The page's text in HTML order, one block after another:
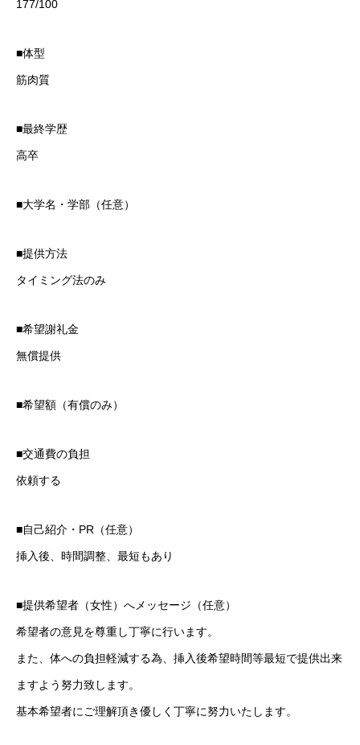
177/100
■体型
筋肉質
■最終学歴
高卒
■大学名・学部（任意）
■提供方法
タイミング法のみ
■希望謝礼金
無償提供
■希望額（有償のみ）
■交通費の負担
依頼する
■自己紹介・PR（任意）
挿入後、時間調整、最短もあり
■提供希望者（女性）へメッセージ（任意）
希望者の意見を尊重し丁寧に行います。
また、体への負担軽減する為、挿入後希望時間等最短で提供出来
ますよう努力致します。
基本希望者にご理解頂き優しく丁寧に努力いたします。